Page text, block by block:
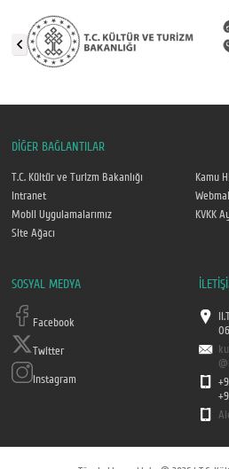
DİĞER BAĞLANTILAR
T.C. Kültür ve Turizm Bakanlığı
Kamu
Intranet
Mobil Uygulamalarımız
KVKK
Site Ağacı
SOSYAL MEDYA
Facebook
Twitter
Instagram